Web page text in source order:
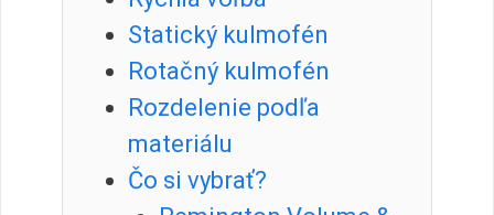
Statický kulmofén
Rotačný kulmofén
Rozdelenie podľa
materiálu
Čo si vybrať?